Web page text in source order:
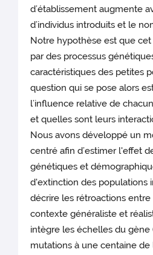
d’établissement augmente
d’individus introduits et le
Notre hypothèse est que
par des processus
caractéristiques des petites
question qui se pose alors
l’influence relative de
et quelles sont leurs
Nous avons développé un
centré afin d’estimer l'effet
génétiques et
d'extinction des populations
décrire les rétroactions entre
contexte généraliste et
intègre les échelles du
mutations à une centaine de